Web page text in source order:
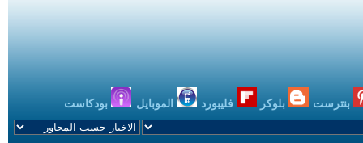
بنترست بلوكر فليبورد الموبايل بودكاست